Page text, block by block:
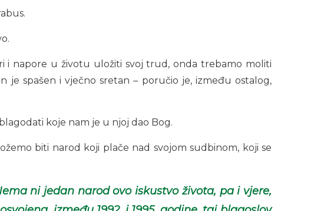
i napore u životu uložiti svoj trud, onda trebamo moliti
je spašen i vječno sretan – poručio je, između ostalog,
koje nam je u njoj dao Bog.
biti narod koji plače nad svojom sudbinom, koji se
ni jedan narod ovo iskustvo života, pa i vjere,